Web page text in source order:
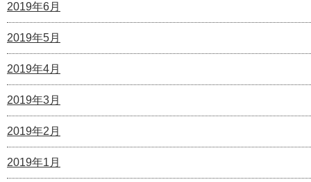
2019年6月
2019年5月
2019年4月
2019年3月
2019年2月
2019年1月